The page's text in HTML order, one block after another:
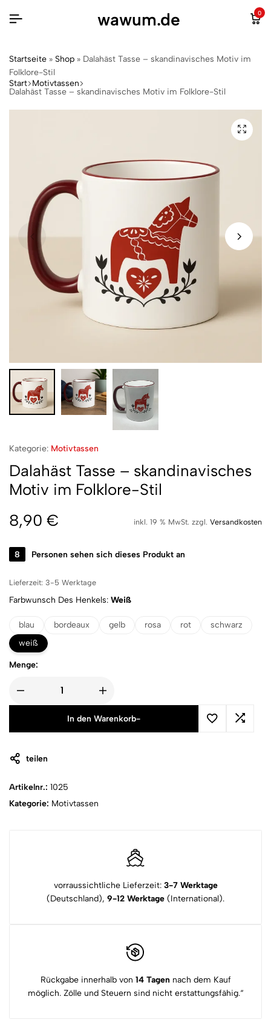
wawum.de 0
Startseite » Shop » Dalahäst Tasse – skandinavisches Motiv im
Folklore-Stil
Start Motivtassen
Dalahäst Tasse – skandinavisches Motiv im Folklore-Stil
Kategorie: Motivtassen
Dalahäst Tasse – skandinavisches
Motiv im Folklore-Stil
8,90 € inkl. 19 % MwSt. zzgl. Versandkosten
8 Personen sehen sich dieses Produkt an
Lieferzeit: 3-5 Werktage
Farbwunsch Des Henkels Weiß
blau bordeaux gelb rosa rot
schwarz
weiß
Menge:
In den Warenkorb-
teilen
Artikelnr.: 1025
Kategorie: Motivtassen
vorraussichtliche Lieferzeit: 3-7 Werktage
(Deutschland), 9-12 Werktage (International).
Rückgabe innerhalb von 14 Tagennach dem Kauf
möglich. Zölle und Steuern sind nicht erstattungsfähig.“